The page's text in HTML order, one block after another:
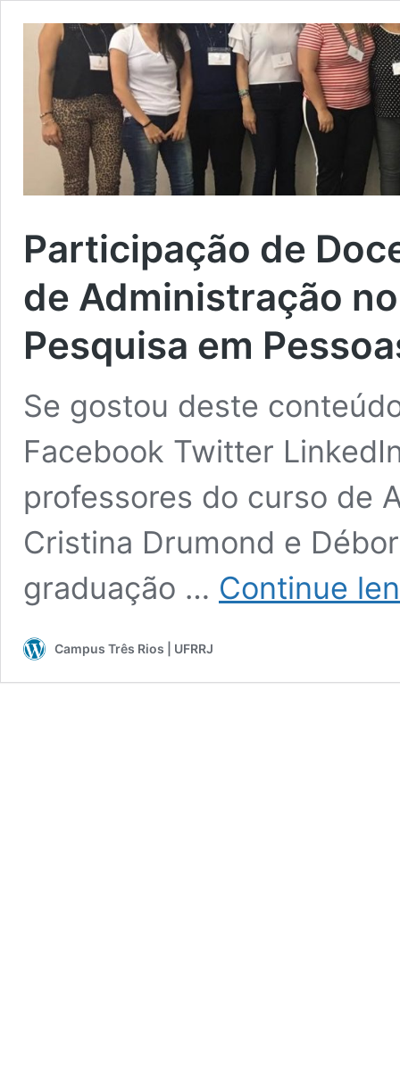
Participação de
de Administração
Pesquisa em
Se gostou deste
Facebook Twitter
professores do curso de
Cristina Drumond e
graduação … Continue
Campus Três Rios | UFRRJ